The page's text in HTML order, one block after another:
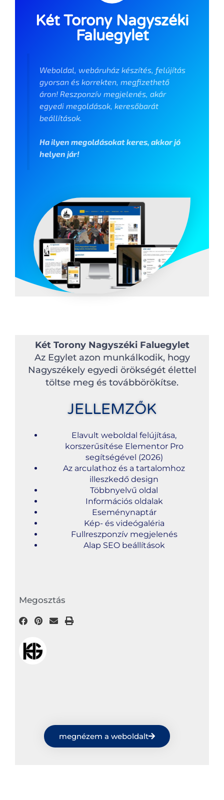
Két Torony Nagyszéki
Faluegylet
Weboldal, webáruház készítés, felújítás
gyorsan és korrekten, megfizethető
áron! Reszponzív megjelenés, akár
egyedi megoldások, keresőbarát
beállítások.
Ha ilyen megoldásokat keres, akkor jó
helyen jár!
megnézem a weboldalt
Két Torony Nagyszéki Faluegylet
Az Egylet azon munkálkodik, hogy
Nagyszékely egyedi örökségét élettel
töltse meg és továbbörökítse.
JELLEMZŐK
Elavult weboldal felújítása,
korszerűsítése Elementor Pro
segítségével (2026)
Az arculathoz és a tartalomhoz
illeszkedő design
Többnyelvű oldal
Információs oldalak
Eseménynaptár
Kép- és videógaléria
Fullreszponzív megjelenés
Alap SEO beállítások
Megosztás